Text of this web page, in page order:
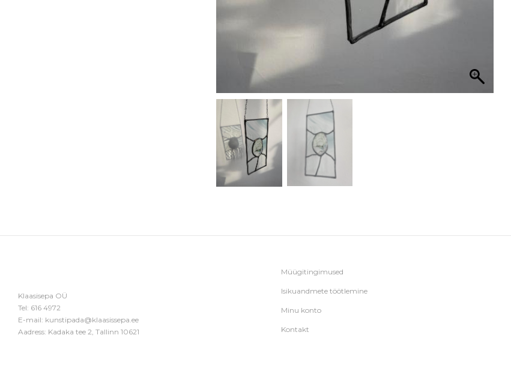
Klaasisepa OÜ
Tel: 616 4972
E-mail: kunstipada@klaasissepa.ee
Aadress: Kadaka tee 2, Tallinn 10621
Müügitingimused
Isikuandmete töötlemine
Minu konto
Kontakt